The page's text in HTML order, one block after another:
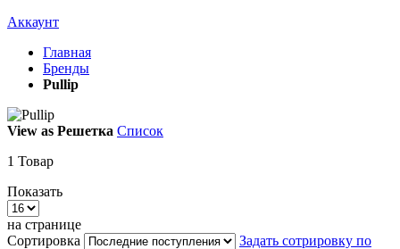
Аккаунт
Главная
Бренды
Pullip
View as Решетка Список
1 Товар
Показать
на странице
Сортировка
Задать сотрировку по